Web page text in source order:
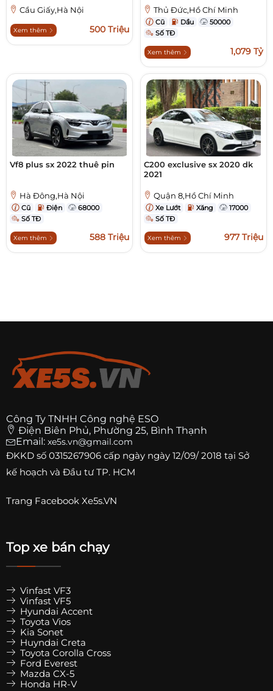
Cầu Giấy,Hà Nội
Xem thêm 500 Triệu
Thủ Đức,Hồ Chí Minh
Cũ Dầu
50000
Số TĐ
Xem thêm 1,079 Tỷ
Vf8 plus sx 2022 thuê pin
Hà Đông,Hà Nội
Cũ Điện
68000
Số TĐ
Xem thêm 588 Triệu
C200 exclusive sx 2020 dk
2021
Quận 8,Hồ Chí Minh
Xe Lướt Xăng
17000
Số TĐ
Xem thêm 977 Triệu
Công Ty TNHH Công nghệ ESO
Điện Biên Phủ, Phường 25, Bình Thạnh
Email: xe5s.vn@gmail.com
ĐKKD số 0315267906 cấp ngày ngày 12/09/ 2018 tại Sở
kế hoạch và Đầu tư TP. HCM
Trang Facebook Xe5s.VN
Top xe bán chạy
Vinfast VF3
Vinfast VF5
Hyundai Accent
Toyota Vios
Kia Sonet
Huyndai Creta
Toyota Corolla Cross
Ford Everest
Mazda CX-5
Honda HR-V